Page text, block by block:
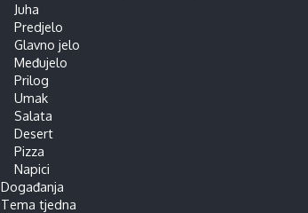
Juha
Predjelo
Glavno jelo
Međujelo
Prilog
Umak
Salata
Desert
Pizza
Napici
Događanja
Tema tjedna